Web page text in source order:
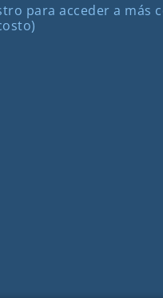
para acceder a más